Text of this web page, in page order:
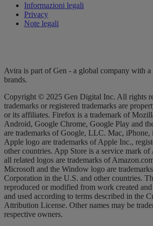
Informazioni legali
Privacy
Note legali
Avira is part of Gen - a global company with
brands.
Copyright © 2025 Gen Digital Inc. All rights
trademarks or registered trademarks are
or its affiliates. Firefox is a trademark of
Android, Google Chrome, Google Play and
are trademarks of Google, LLC. Mac, iPhone,
Apple logo are trademarks of Apple Inc.,
other countries. App Store is a service mark
all related logos are trademarks of
Microsoft and the Window logo are
Corporation in the U.S. and other countries.
reproduced or modified from work created
and used according to terms described in the
Attribution License. Other names may be
respective owners.